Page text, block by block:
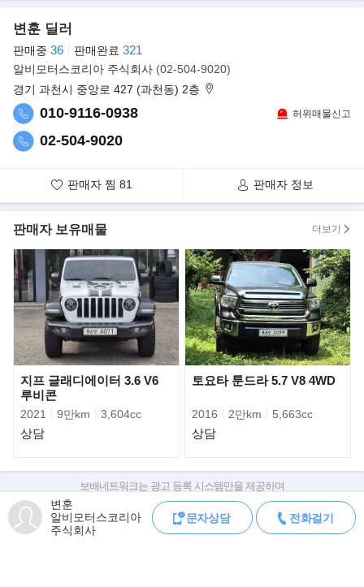
▶본 차량상태..
- 47km 실주행거리
- 세련된 블랙 바디
- 신차상태 그대로의 내외관 보유
- MHEV 시스템 탑재 5.7L 8기통 픽업 트럭
▶모든게 새로워진 5세대 풀 체인지 램..
완전히 새로운 2019 램 1500은 픽업에 제공되지 않았던 기능으로
내구성, 기술, 효율성 및 편의성에 대한
벤치마크가 되었다. 트럭의 백본으로, 프레임은 첨단 소재와 엔지니
어링을 사용하여 강성과 내구성을
더욱 높였다. 또한 완전히 새로운 eTorque 시스템은 V-6 및 V-8 구
성 모두에서 향상된 연비를 제공한다.
변훈 딜러
판매중 36 판매완료 321
알비모터스코리아 주식회사 (02-504-9020)
경기 과천시 중앙로 427 (과천동) 2층
010-9116-0938
02-504-9020
허위매물신고
판매자 찜 81 판매자 정보
판매자 보유매물 더보기
지프 글래디에이터 3.6 V6
루비콘
2021 9만km 3,604cc
상담
토요타 툰드라 5.7 V8 4WD
2016 2만km 5,663cc
상담
변훈
알비모터스코리아
주식회사
문자상담 전화걸기
보배네트워크는 광고 등록 시스템만을 제공하며
판매자가 직접 등록한 내용에 대한 모든 책임은 판매자에게 있습니다.
차량 구매 시 차량등록증, 성능점검기록부, 실제 차량 상태,
차대번호 조회로 직접 정보를 확인하세요.